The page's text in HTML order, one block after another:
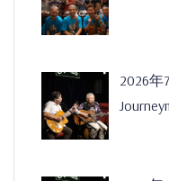
2026年